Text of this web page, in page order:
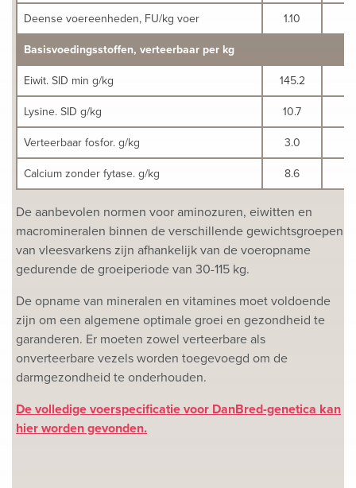
Deense voereenheden, FU/kg voer 1.10
Basisvoedingsstoffen, verteerbaar per kg
Eiwit. SID min g/kg 145.2
Lysine. SID g/kg 10.7
Verteerbaar fosfor. g/kg 3.0
Calcium zonder fytase. g/kg 8.6
De aanbevolen normen voor aminozuren, eiwitten en
macromineralen binnen de verschillende gewichtsgroepen
van vleesvarkens zijn afhankelijk van de voeropname
gedurende de groeiperiode van 30-115 kg.
De opname van mineralen en vitamines moet voldoende
zijn om een algemene optimale groei en gezondheid te
garanderen. Er moeten zowel verteerbare als
onverteerbare vezels worden toegevoegd om de
darmgezondheid te onderhouden.
De volledige voerspecificatie voor DanBred-genetica kan
hier worden gevonden.